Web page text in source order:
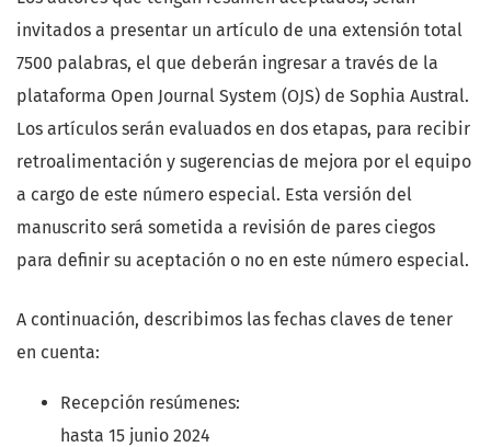
invitados a presentar un artículo de una extensión total
7500 palabras, el que deberán ingresar a través de la
plataforma Open Journal System (OJS) de Sophia Austral.
Los artículos serán evaluados en dos etapas, para recibir
retroalimentación y sugerencias de mejora por el equipo
a cargo de este número especial. Esta versión del
manuscrito será sometida a revisión de pares ciegos
para definir su aceptación o no en este número especial.
A continuación, describimos las fechas claves de tener
en cuenta:
Recepción resúmenes:
hasta 15 junio 2024